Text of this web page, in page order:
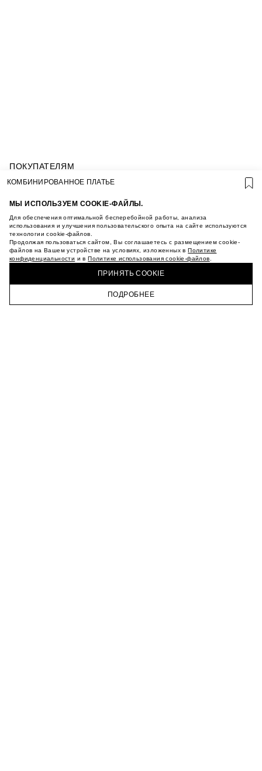
МЫ ИСПОЛЬЗУЕМ COOKIE-ФАЙЛЫ.
Для обеспечения оптимальной бесперебойной работы, анализа
использования и улучшения пользовательского опыта на сайте используются
технологии cookie-файлов.
Продолжая пользоваться сайтом, Вы соглашаетесь с размещением cookie-
файлов на Вашем устройстве на условиях, изложенных вПолитике
конфиденциальности и вПолитике использования cookie-файлов
ПРИНЯТЬ COOKIE
ПОДРОБНЕЕ
ГЛАВНАЯ КАТАЛОГ КОРЗИНА ПРОФИЛЬ
ПОКУПАТЕЛЯМ
УСЛОВИЯ ИСПОЛЬЗОВАНИЯ ПОДАРОЧНЫХ
ПОЛИТИКА КОНФИДЕНЦИАЛЬНОСТИ
УСЛОВИЯ ПОКУПКИ
О НАС
МАГАЗИНЫ
КАРЬЕРА
ТЕЛЕГРАМ
ПОДПИСАТЬСЯ НА НОВОСТИ
КОМБИНИРОВАННОЕ ПЛАТЬЕ
КУПИТЬ + ПОЛУЧИТЬ В МАГАЗИНЕ MAAG